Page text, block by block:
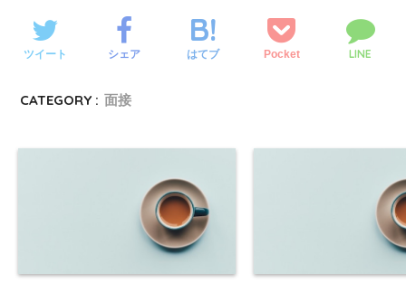
ツイート シェア はてブ Pocket LINE
CATEGORY : 面接